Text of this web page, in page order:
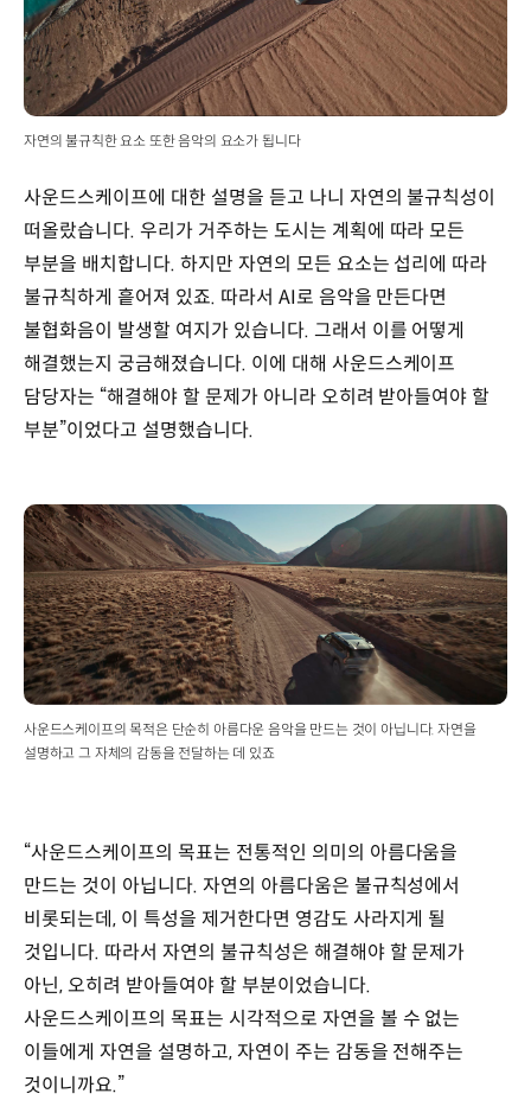
자연의 불규칙한 요소 또한 음악의 요소가 됩니다
사운드스케이프에 대한 설명을 듣고 나니 자연의 불규칙성이
떠올랐습니다. 우리가 거주하는 도시는 계획에 따라 모든
부분을 배치합니다. 하지만 자연의 모든 요소는 섭리에 따라
불규칙하게 흩어져 있죠. 따라서 AI로 음악을 만든다면
불협화음이 발생할 여지가 있습니다. 그래서 이를 어떻게
해결했는지 궁금해졌습니다. 이에 대해 사운드스케이프
담당자는 “해결해야 할 문제가 아니라 오히려 받아들여야 할
부분”이었다고 설명했습니다.
사운드스케이프의 목적은 단순히 아름다운 음악을 만드는 것이 아닙니다. 자연을
설명하고 그 자체의 감동을 전달하는 데 있죠
“사운드스케이프의 목표는 전통적인 의미의 아름다움을
만드는 것이 아닙니다. 자연의 아름다움은 불규칙성에서
비롯되는데, 이 특성을 제거한다면 영감도 사라지게 될
것입니다. 따라서 자연의 불규칙성은 해결해야 할 문제가
아닌, 오히려 받아들여야 할 부분이었습니다.
사운드스케이프의 목표는 시각적으로 자연을 볼 수 없는
이들에게 자연을 설명하고, 자연이 주는 감동을 전해주는
것이니까요.”